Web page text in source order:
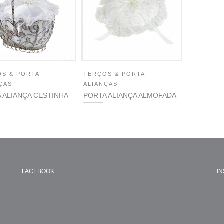
& PORTA-
ALIANÇA CESTINHA
TERÇOS & PORTA-
ALIANÇAS
PORTA ALIANÇA ALMOFADA
FACEBOOK